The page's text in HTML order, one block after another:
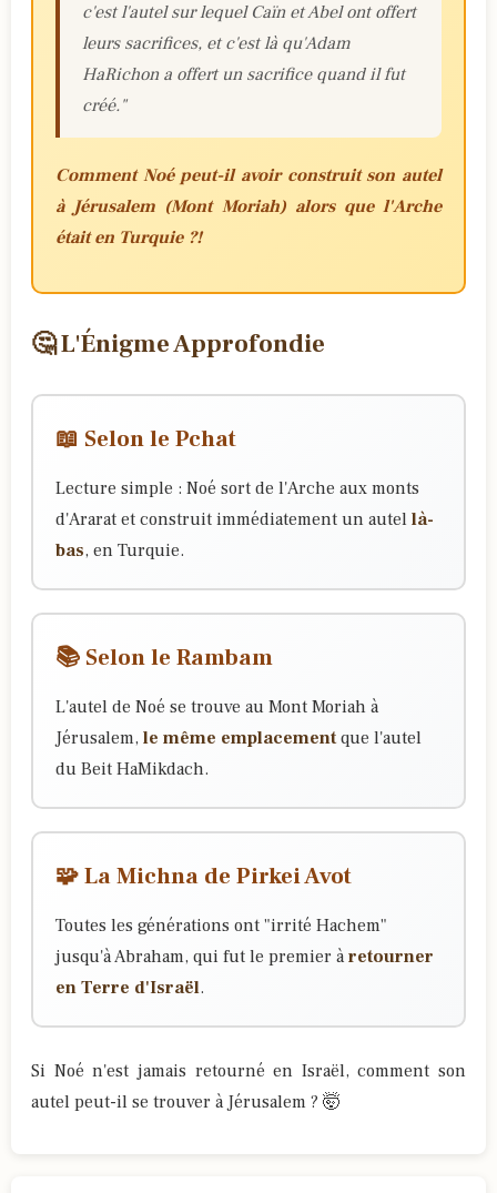
c'est l'autel sur lequel Caïn et Abel ont offert
leurs sacrifices, et c'est là qu'Adam
HaRichon a offert un sacrifice quand il fut
créé."
Comment Noé peut-il avoir construit son autel
à Jérusalem (Mont Moriah) alors que l'Arche
était en Turquie ?!
🤔 L'Énigme Approfondie
📖 Selon le Pchat
Lecture simple : Noé sort de l'Arche aux monts
d'Ararat et construit immédiatement un autel là-
bas, en Turquie.
📚 Selon le Rambam
L'autel de Noé se trouve au Mont Moriah à
Jérusalem, le même emplacementque l'autel
du Beit HaMikdach.
🧩 La Michna de Pirkei Avot
Toutes les générations ont "irrité Hachem"
jusqu'à Abraham, qui fut le premier à retourner
en Terre d'Israël.
Si Noé n'est jamais retourné en Israël, comment son
autel peut-il se trouver à Jérusalem ? 🤯